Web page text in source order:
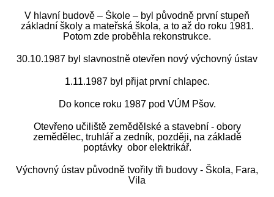
V hlavní budově – Škole – byl původně první stupeň
základní školy a mateřská škola, a to až do roku 1981.
Potom zde proběhla rekonstrukce.
30.10.1987 byl slavnostně otevřen nový výchovný ústav
1.11.1987 byl přijat první chlapec.
Do konce roku 1987 pod VÚM Pšov.
Otevřeno učiliště zemědělské a stavební - obory
zemědělec, truhlář a zedník, později, na základě
poptávky obor elektrikář.
Výchovný ústav původně tvořily tři budovy - Škola, Fara,
Vila